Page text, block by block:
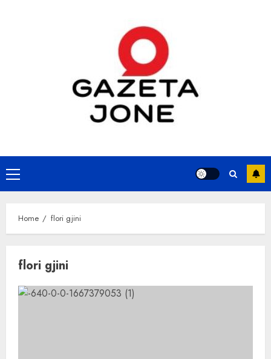
Primary
Menu
Home flori gjini
flori gjini